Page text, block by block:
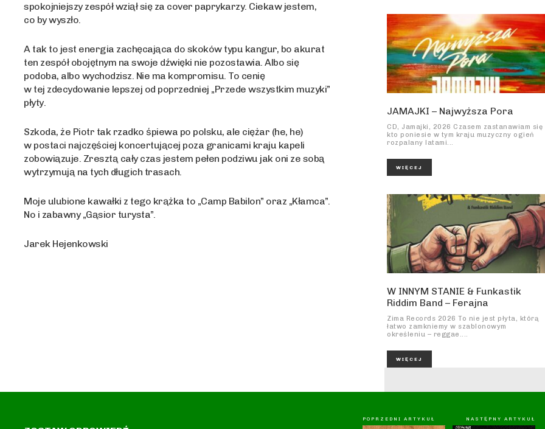
spokojniejszy zespół wziął się za cover paprykarzy. Ciekaw jestem,
co by wyszło.
A tak to jest energia zachęcająca do skoków typu kangur, bo akurat
ten zespół obojętnym na swoje dźwięki nie pozostawia. Albo się
podoba, albo wychodzisz. Nie ma kompromisu. To cenię
w tej zdecydowanie lepszej od poprzedniej „Przede wszystkim muzyki”
płyty.
Szkoda, że Piotr tak rzadko śpiewa po polsku, ale ciężar (he, he)
w postaci najczęściej koncertującej poza granicami kraju kapeli
zobowiązuje. Zresztą cały czas jestem pełen podziwu jak oni ze sobą
wytrzymują na tych długich trasach.
Moje ulubione kawałki z tego krążka to „Camp Babilon” oraz „Kłamca”.
No i zabawny „Gąsior turysta”.
Jarek Hejenkowski
JAMAJKI – Najwyższa Pora
CD, Jamajki, 2026 Czasem zastanawiam się
kto poniesie w tym kraju muzyczny ogień
rozpalany latami...
WIĘCEJ
W INNYM STANIE & Funkastik
Riddim Band – Ferajna
Zima Records 2026 To nie jest płyta, którą
łatwo zamkniemy w szablonowym
określeniu – reggae....
WIĘCEJ
POPRZEDNI ARTYKUŁ NASTĘPNY ARTYKUŁ